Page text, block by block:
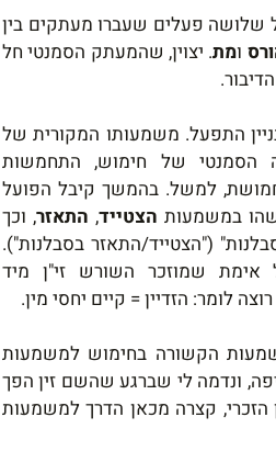
שלושה פעלים שעברו מעתקים בין
ומת. יצוין, שהמעתק הסמנטי חל
התפעל. משמעותו המקורית של
הסמנטי של חימוש, התחמשות
למשל. בהמשך קיבל הפועל
במשמעות הצטייד, התאזר, וכך
("הצטייד/התאזר בסבלנות").
אימת שמוזכר השורש זי"ן מיד
לומר: הזדיין = קיים יחסי מין.
הקשורה בחימוש למשמעות
ונדמה לי שברגע שהשם זין הפך
הזכרי, קצרה מכאן הדרך למשמעות